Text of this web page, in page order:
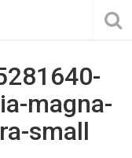
magna-
small